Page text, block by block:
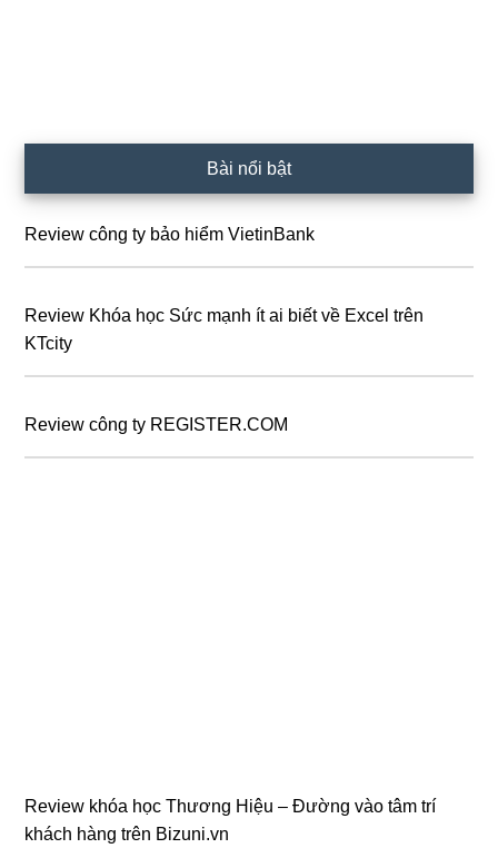
chính
Bài nổi bật
Review công ty bảo hiểm VietinBank
Review Khóa học Sức mạnh ít ai biết về Excel trên
KTcity
Review công ty REGISTER.COM
Review khóa học Thương Hiệu – Đường vào tâm trí
khách hàng trên Bizuni.vn